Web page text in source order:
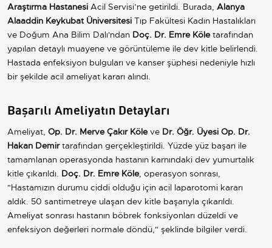
Araştırma Hastanesi Acil Servisi’ne getirildi. Burada, Alanya
Alaaddin Keykubat Üniversitesi Tıp Fakültesi Kadın Hastalıkları
ve Doğum Ana Bilim Dalı'ndan Doç. Dr. Emre Köletarafından
yapılan detaylı muayene ve görüntüleme ile dev kitle belirlendi.
Hastada enfeksiyon bulguları ve kanser şüphesi nedeniyle hızlı
bir şekilde acil ameliyat kararı alındı.
Başarılı Ameliyatın Detayları
Ameliyat, Op. Dr. Merve Çakır Köleve Dr. Öğr. Üyesi Op. Dr.
Hakan Demirtarafından gerçekleştirildi. Yüzde yüz başarı ile
tamamlanan operasyonda hastanın karnındaki dev yumurtalık
kitle çıkarıldı. Doç. Dr. Emre Köle, operasyon sonrası,
"Hastamızın durumu ciddi olduğu için acil laparotomi kararı
aldık. 50 santimetreye ulaşan dev kitle başarıyla çıkarıldı.
Ameliyat sonrası hastanın böbrek fonksiyonları düzeldi ve
enfeksiyon değerleri normale döndü," şeklinde bilgiler verdi.